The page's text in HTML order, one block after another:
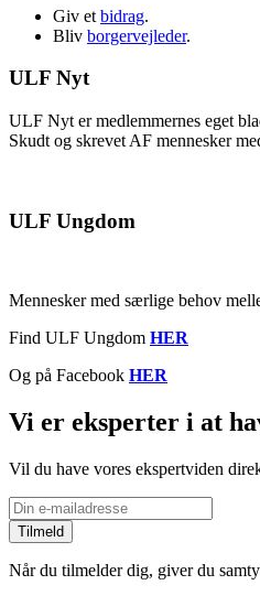
Giv et bidrag.
Bliv borgervejleder.
ULF Nyt
ULF Nyt er medlemmernes eget
Skudt og skrevet AF mennesker
ULF Ungdom
Mennesker med særlige behov
Find ULF Ungdom HER
Og på Facebook HER
Vi er eksperter i at
Vil du have vores ekspertviden
E-
mailadresse
Når du tilmelder dig, giver du